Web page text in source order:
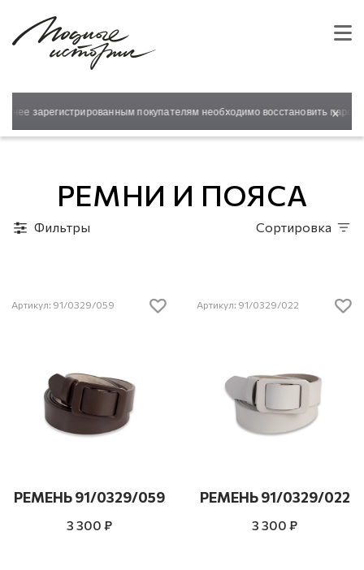
зарегистрированным покупателям необходимо восстановить пароль
×
РЕМНИ И ПОЯСА
Фильтры Сортировка
Артикул: 91/0329/059
РЕМЕНЬ 91/0329/059
3 300 ₽
Артикул: 91/0329/022
РЕМЕНЬ 91/0329/022
3 300 ₽